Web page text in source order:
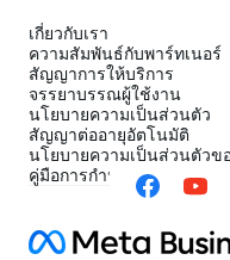
เกี่ยวกับเรา
ความสัมพันธ์กับพาร์ทเนอร์
สัญญาการให้บริการ
จรรยาบรรณผู้ใช้งาน
นโยบายความเป็นส่วนตัว
สัญญาต่ออายุอัตโนมัติ
นโยบายความเป็นส่วนตัวข
คู่มือการกำหนดค่าการปฏิบั